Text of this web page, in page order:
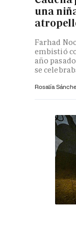
una
Farhad
embistió
año
se
Rosalía